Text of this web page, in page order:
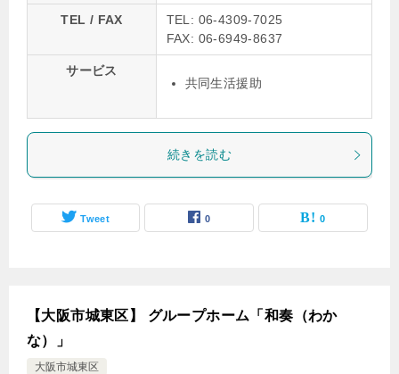
TEL / FAX
TEL: 06-4309-7025
FAX: 06-6949-8637
サービス
共同生活援助
続きを読む
Tweet 0 0
【大阪市城東区】 グループホーム「和奏（わか
な）」
大阪市城東区